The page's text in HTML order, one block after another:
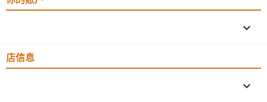

店信息
keyboard_arrow_down